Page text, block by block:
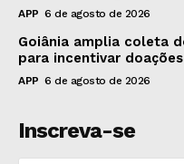
APP 6 de agosto de 2026
Goiânia amplia coleta
para incentivar
APP 6 de agosto de 2026
Inscreva-se